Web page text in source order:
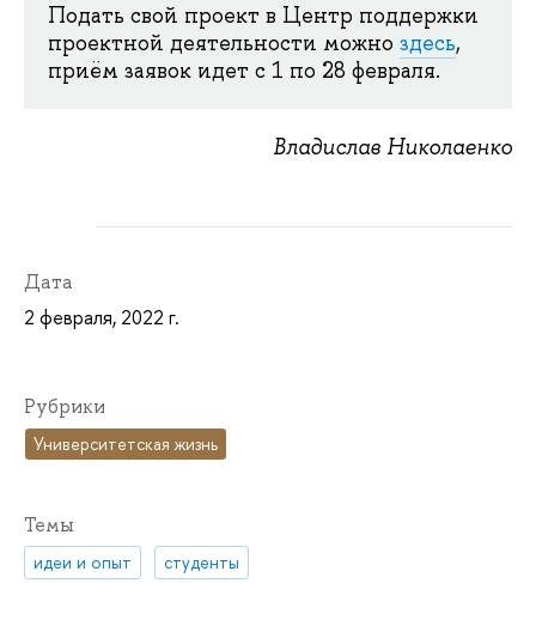
Подать свой проект в Центр поддержки
проектной деятельности можно здесь,
приём заявок идет с 1 по 28 февраля.
Владислав Николаенко
Дата
2 февраля, 2022 г.
Рубрики
Университетская жизнь
Темы
идеи и опыт студенты